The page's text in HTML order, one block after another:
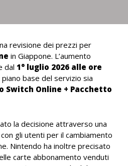
revisione dei prezzi per
in Giappone. L’aumento
dal 1° luglio 2026 alle ore
base del servizio sia
Switch Online + Pacchetto
la decisione attraverso una
gli utenti per il cambiamento
Nintendo ha inoltre precisato
carte abbonamento venduti